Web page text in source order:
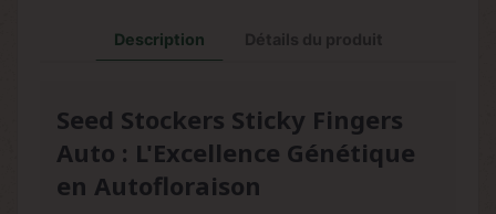
Description
Seed Stockers Sticky Fingers
Auto : L'Excellence Génétique
en Autofloraison